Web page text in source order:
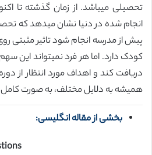
تحصیلی میباشد. از زمان گذشته تا
انجام شده در دنیا نشان میدهد که
پیش از مدرسه انجام شود تاثیر
کودک دارد. اما هر فرد نمیتواند این
دریافت کند و اهداف مورد انتظار از
همیشه به دلایل مختلف، به صورت
بخشی از مقاله انگلیسی: